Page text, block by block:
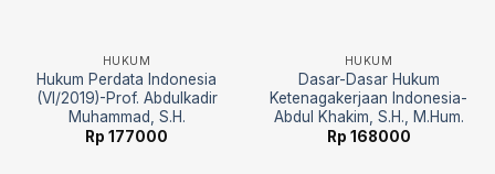
HUKUM
Hukum Perdata Indonesia
(VI/2019)-Prof. Abdulkadir
Muhammad, S.H.
Rp 177000
HUKUM
Dasar-Dasar Hukum
Ketenagakerjaan Indonesia-
Abdul Khakim, S.H., M.Hum.
Rp 168000